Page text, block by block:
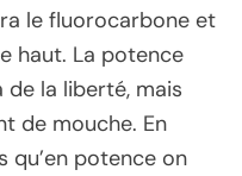
le fluorocarbone et
haut. La potence
de la liberté, mais
de mouche. En
qu’en potence on